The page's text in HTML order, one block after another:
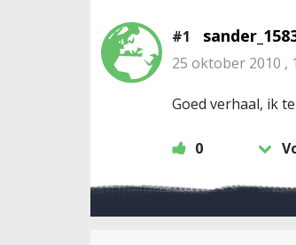
#1
25 oktober 2010 ,
Goed verhaal, ik
0